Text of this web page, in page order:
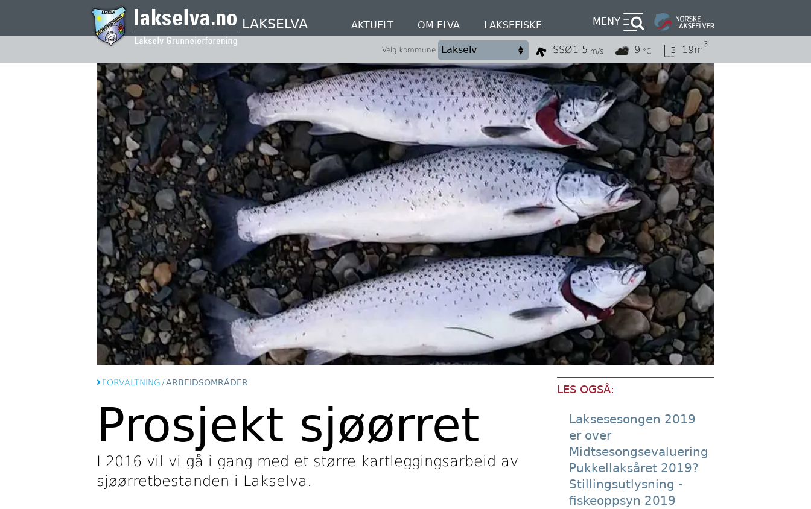
hovedinnhold
LAKSELVA AKTUELT OM ELVA LAKSEFISKE MENY
Velg kommune SSØ1.5 m/s 9 °C 19m 3
FORVALTNING /ARBEIDSOMRÅDER
Prosjekt sjøørret
I 2016 vil vi gå i gang med et større kartleggingsarbeid av
sjøørretbestanden i Lakselva.
LES OGSÅ:
Laksesesongen 2019
er over
Midtsesongsevaluering
Pukkellaksåret 2019?
Stillingsutlysning -
fiskeoppsyn 2019